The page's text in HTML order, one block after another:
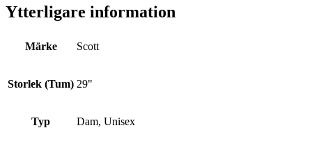
Ytterligare information
Märke Scott
Storlek (Tum) 29"
Typ Dam, Unisex